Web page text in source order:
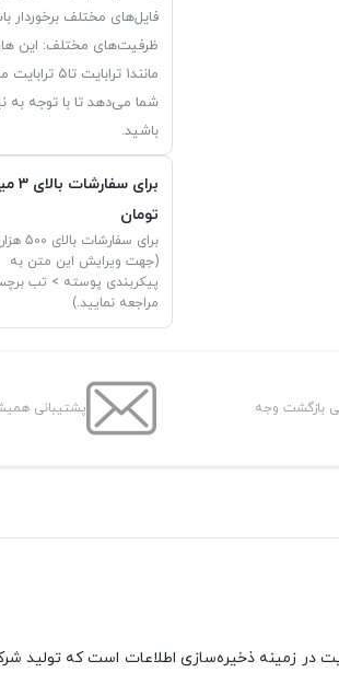
فایل‌های مختلف برخوردار
ظرفیت‌های مختلف: این
مانند۱
شما می‌دهد تا با توجه به
باشید.
برای
تومان
برای
(جهت ویرایش این متن به
پیکربندی پوسته > تب
مراجعه نمایید.)
پشتیبانی
زمینه ذخیره‌سازی اطلاعات است که تولید